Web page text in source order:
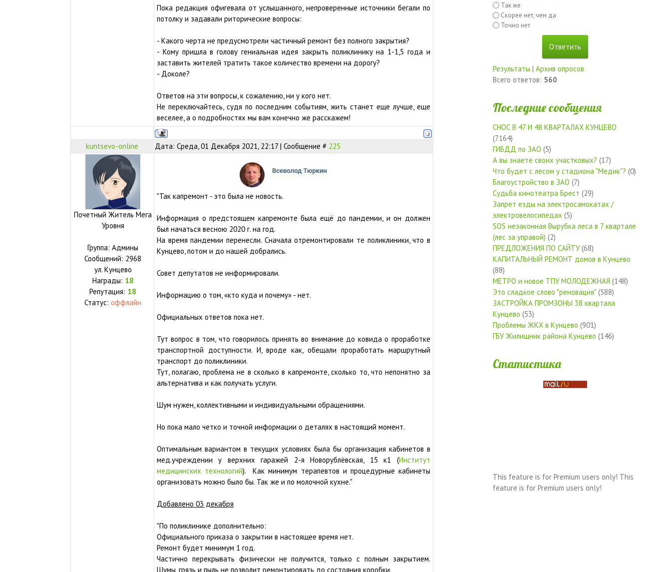
Пока редакция офигевала от услышанного, непроверенные источники бегали по
потолку и задавали риторические вопросы:
- Какого черта не предусмотрели частичный ремонт без полного закрытия?
- Кому пришла в голову гениальная идея закрыть поликлинику на 1-1,5 года и
заставить жителей тратить такое количество времени на дорогу?
- Доколе?
Ответов на эти вопросы, к сожалению, ни у кого нет.
Не переключайтесь, судя по последним событиям, жить станет еще лучше, еще
веселее, а о подробностях мы вам конечно же расскажем!
kuntsevo-online Дата: Среда, 01 Декабря 2021, 22:17 | Сообщение # 225
Почетный Житель Мега
Уровня
Группа: Админы
Сообщений: 2968
ул. Кунцево
Награды: 18
Репутация: 18
Статус:оффлайн
"Так капремонт - это была не новость.
Информация о предстоящем капремонте была ещё до пандемии, и он должен
был начаться весною 2020 г. на год.
На время пандемии перенесли. Сначала отремонтировали те поликлиники, что в
Кунцево, потом и до нашей добрались.
Совет депутатов не информировали.
Информацию о том, «кто куда и почему» - нет.
Официальных ответов пока нет.
Тут вопрос в том, что говорилось принять во внимание до ковида о проработке
транспортной доступности. И, вроде как, обещали проработать маршрутный
транспорт до поликлиники.
Тут, полагаю, проблема не в сколько в капремонте, сколько то, что непонятно за
альтернатива и как получать услуги.
Шум нужен, коллективными и индивидуальными обращениями.
Но пока мало четко и точной информации о деталях в настоящий момент.
Оптимальным вариантом в текущих условиях была бы организация кабинетов в
мед.учреждении у верхних гаражей 2-я Новорублёвская, 15 к1 (Институт
медицинских технологий). Как минимум терапевтов и процедурные кабинеты
организовать можно было бы. Так же и по молочной кухне."
Добавлено 03 декабря
"По поликлинике дополнительно:
Официального приказа о закрытии в настоящее время нет.
Ремонт будет минимум 1 год.
Частично перекрывать физически не получится, только с полным закрытием.
Шумы, грязь и пыль не позволит ремонтировать до состояния коробки.
Так же
Скорее нет, чем да
Точно нет
Результаты | Архив опросов
Всего ответов: 560
Последние сообщения
СНОС В 47 И 48 КВАРТАЛАХ КУНЦЕВО
(7164)
ГИБДД по ЗАО (5)
А вы знаете своих участковых? (17)
Что будет с лесом у стадиона "Медик"? (0)
Благоустройство в ЗАО (7)
Судьба кинотеатра Брест (29)
Запрет езды на электросамокатах /
электровелосипедах (5)
SOS незаконная Вырубка леса в 7 квартале
(лес за управой) (2)
ПРЕДЛОЖЕНИЯ ПО САЙТУ(68)
КАПИТАЛЬНЫЙ РЕМОНТ домов в Кунцево
(88)
МЕТРО и новое ТПУ МОЛОДЕЖНАЯ (148)
Это сладкое слово "реновация"(588)
ЗАСТРОЙКА ПРОМЗОНЫ 38 квартала
Кунцево (53)
Проблемы ЖКХ в Кунцево (901)
ГБУ Жилищник района Кунцево (146)
Статистика
This feature is for Premium users only! This
feature is for Premium users only!